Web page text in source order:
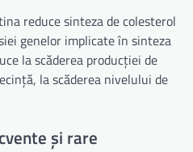
reduce sinteza de colesterol
genelor implicate în sinteza
la scăderea producției de
la scăderea nivelului de
și rare